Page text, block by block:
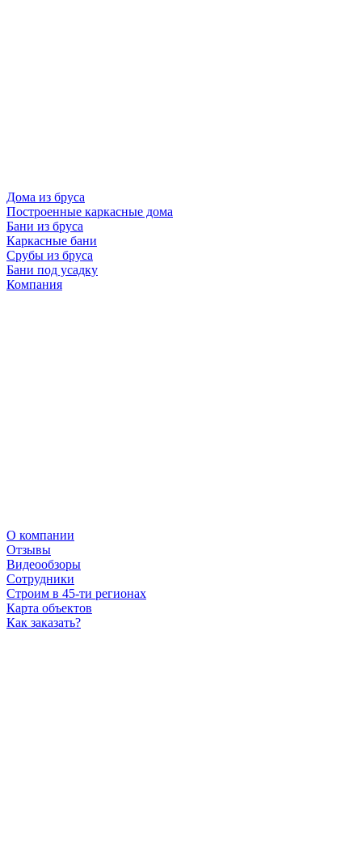
Дома из бруса
Построенные каркасные дома
Бани из бруса
Каркасные бани
Срубы из бруса
Бани под усадку
Компания
О компании
Отзывы
Видеообзоры
Сотрудники
Строим в 45-ти регионах
Карта объектов
Как заказать?